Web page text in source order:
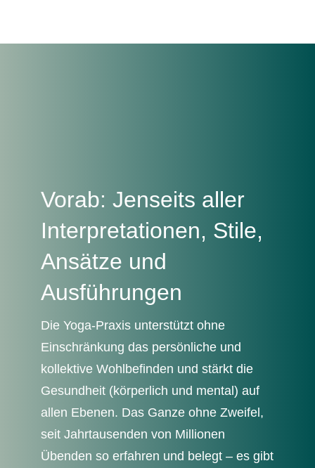
Vorab: Jenseits aller
Interpretationen, Stile,
Ansätze und
Ausführungen
Die Yoga-Praxis unterstützt ohne
Einschränkung das persönliche und
kollektive Wohlbefinden und stärkt die
Gesundheit (körperlich und mental) auf
allen Ebenen. Das Ganze ohne Zweifel,
seit Jahrtausenden von Millionen
Übenden so erfahren und belegt – es gibt